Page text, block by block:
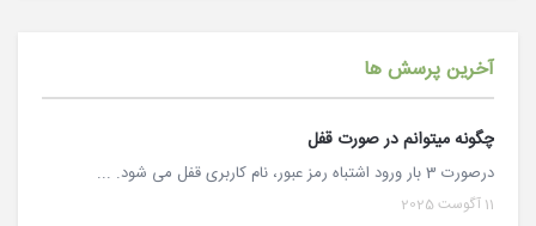
آخرین پرسش ها
چگونه میتوانم در صورت قفل
درصورت 3 بار ورود اشتباه رمز عبور، نام کاربری قفل می شود. ...
11 آگوست 2025